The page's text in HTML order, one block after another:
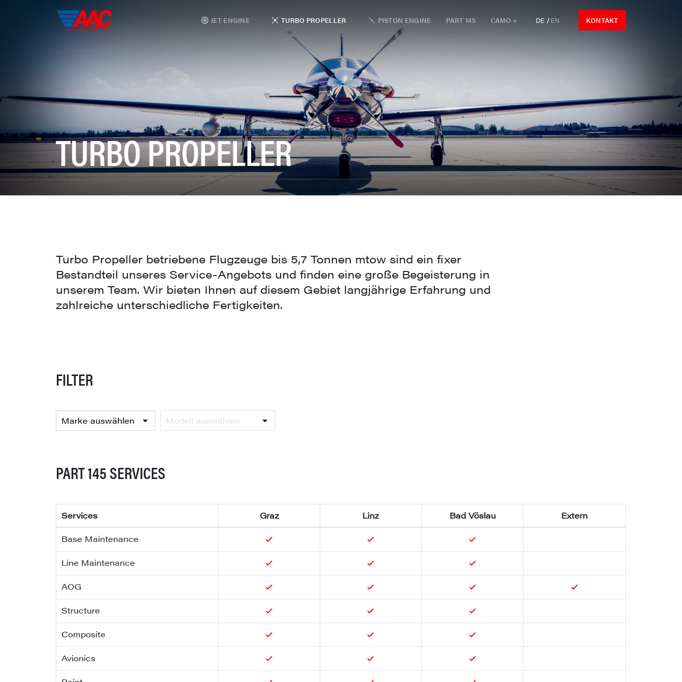
JET ENGINE TURBO PROPELLER PISTON ENGINE PART 145 CAMO + KONTAKT
DE EN
TURBO PROPELLER
Turbo Propeller betriebene Flugzeuge bis 5,7 Tonnen mtow sind ein fixer
Bestandteil unseres Service-Angebots und finden eine große Begeisterung in
unserem Team. Wir bieten Ihnen auf diesem Gebiet langjährige Erfahrung und
zahlreiche unterschiedliche Fertigkeiten.
FILTER
PART 145 SERVICES
Services Graz Linz Bad Vöslau
Extern
Base Maintenance
Line Maintenance
AOG
Structure
Composite
Avionics